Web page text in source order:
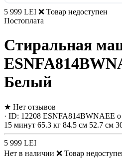
5 999 LEI ❌ Товар недоступен
Постоплата
Стиральная
Белый
★ Нет отзывов
· ID: 12208 ESNFA814BWNAEE о
15 минут 65.3 кг 84.5 см 52.7 см
5 999 LEI
Нет в наличии ❌ Товар